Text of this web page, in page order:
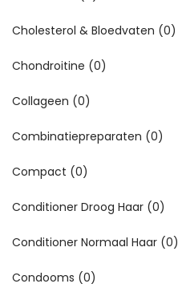
Cholesterol & Bloedvaten (0)
Chondroitine (0)
Collageen (0)
Combinatiepreparaten (0)
Compact (0)
Conditioner Droog Haar (0)
Conditioner Normaal Haar (0)
Condooms (0)